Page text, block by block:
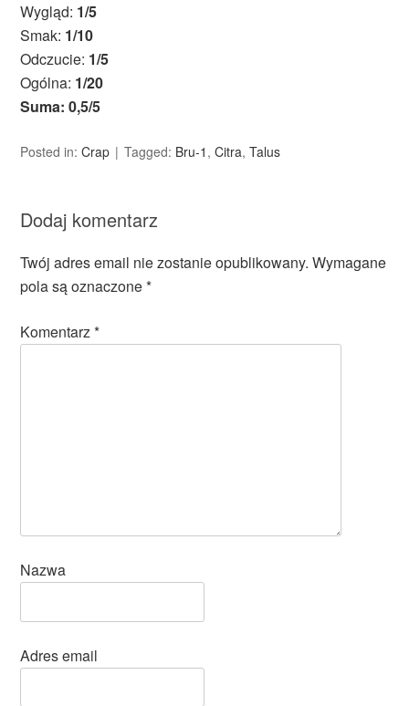
Wygląd: 1/5
Smak: 1/10
Odczucie: 1/5
Ogólna: 1/20
Suma: 0,5/5
Posted in:Crap Tagged: Bru-1 ,Citra,Talus
Dodaj komentarz
Twój adres email nie zostanie opublikowany. Wymagane
pola są oznaczone*
Komentarz*
Nazwa
Adres email